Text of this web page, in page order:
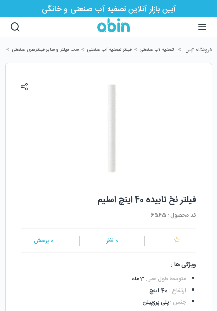
آبین بازار آنلاین تصفیه آب صنعتی و خانگی
فروشگاه آبین > تصفیه آب صنعتی > فیلتر تصفیه آب صنعتی > ست فیلتر و سایر فیلترهای صنعتی >
فیلتر نخ تابیده 40 اینچ اسلیم
کد محصول : 6565
0 نظر 0 پرسش
ویژگی ها :
متوسط طول عمر : 3 ماه
ارتفاع : 40 اینچ
جنس : پلی پروپیلن